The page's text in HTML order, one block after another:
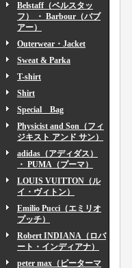
Belstaff（ベルスタッ
フ） ・ Barbour（バブ
アー）
Outerwear・Jacket
Sweat & Parka
T-shirt
Shirt
Special Bag
Physicist and Son（フィ
ジキスト アンド サン）
adidas（アディダス）
・ PUMA（プーマ）
LOUIS VUITTON（ル
イ・ヴィトン）
Emilio Pucci（エミリオ
プッチ）
Robert INDIANA（ロバ
ート・インディアナ）
peter max（ピーターマ